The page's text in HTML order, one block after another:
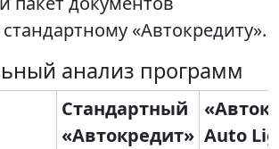
«Автокредиту».
анализ программ
Стандартный
«Автокредит» Auto